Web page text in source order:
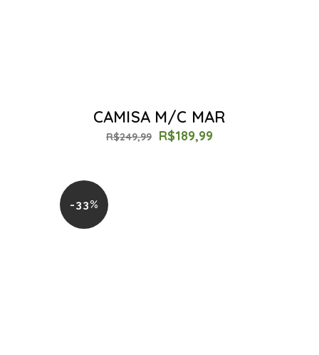
CAMISA M/C MAR
R$249,99 R$189,99
-33%